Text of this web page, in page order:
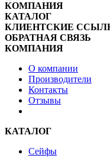
КОМПАНИЯ
КАТАЛОГ
КЛИЕНТСКИЕ
ОБРАТНАЯ СВЯЗЬ
КОМПАНИЯ
О компании
Производители
Контакты
Отзывы
КАТАЛОГ
Сейфы